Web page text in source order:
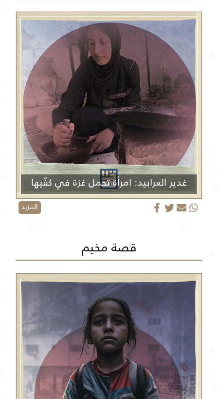
غدير العرابيد: امرأة تحمل غزة في كفّيها
المزيد
قصة مخيم